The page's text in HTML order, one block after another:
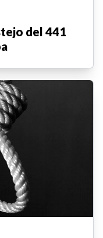
del 441